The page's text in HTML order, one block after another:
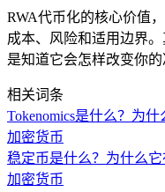
RWA代币化的核心价值
成本、风险和适用边界
是知道它会怎样改变你的
相关词条
Tokenomics是什么？为
加密货币
稳定币是什么？为什么它
加密货币